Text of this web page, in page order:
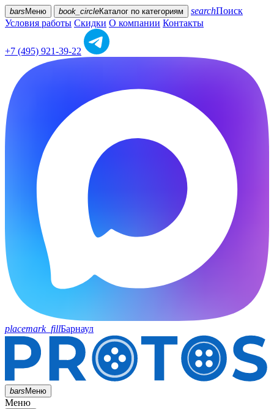
bars Меню book_circleКаталог по категориям searchПоиск
Условия работы Скидки О компании Контакты
+7 (495) 921-39-22
placemark_fillБарнаул
barsМеню
Меню